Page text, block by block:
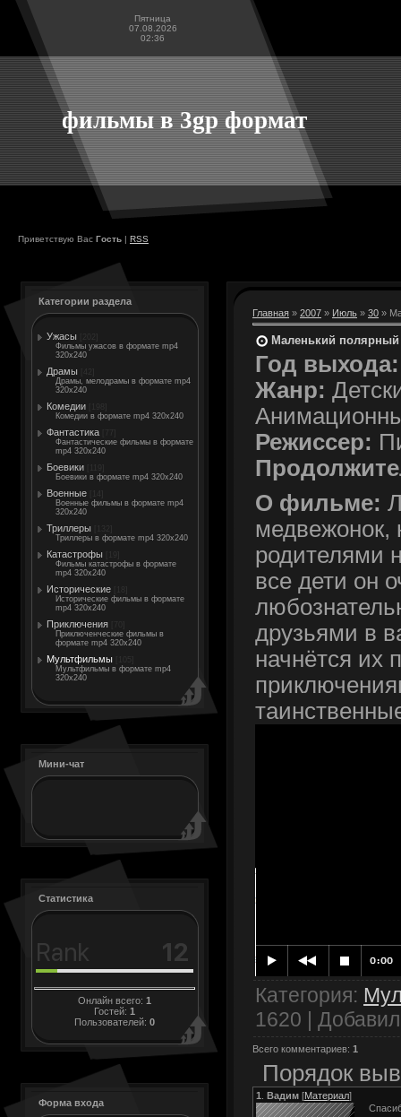
Пятница
07.08.2026
02:36
фильмы в 3gp формат
Приветствую Вас Гость | RSS
Категории раздела
Ужасы
Фильмы ужасов в формате mp4
320x240
Драмы
Драмы, мелодрамы в формате mp4
320x240
Комедии
Комедии в формате mp4 320x240
Фантастика
Фантастические фильмы в формате
mp4 320x240
Боевики
Боевики в формате mp4 320x240
Военные
Военные фильмы в формате mp4
320x240
Триллеры
Триллеры в формате mp4 320x240
Катастрофы
Фильмы катастрофы в формате
mp4 320x240
Исторические
Исторические фильмы в формате
mp4 320x240
Приключения
Приключенческие фильмы в
формате mp4 320x240
Мультфильмы
Мультфильмы в формате mp4
320x240
Мини-чат
Статистика
Онлайн всего: 1
Гостей: 1
Пользователей: 0
Форма входа
Главная » 2007 » Июль » 30 »
Маленький
Год выхода:
Жанр:
Режиссер:
О фильме:
медвежонок,
родителями
все дети он
друзьями в
начнётся их
Категория:
1620 | Добавил
Всего комментариев: 1
Порядок
1 Вадим [Материал]